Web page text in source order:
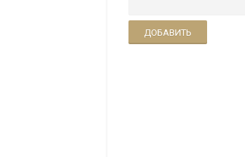
ДОБАВИТЬ